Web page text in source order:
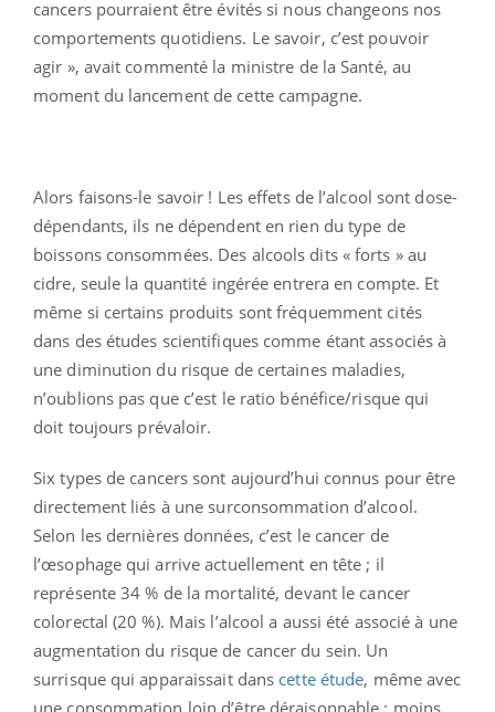
cancers pourraient être évités si nous changeons nos
comportements quotidiens. Le savoir, c’est pouvoir
agir », avait commenté la ministre de la Santé, au
moment du lancement de cette campagne.
Alors faisons-le savoir ! Les effets de l’alcool sont dose-
dépendants, ils ne dépendent en rien du type de
boissons consommées. Des alcools dits « forts » au
cidre, seule la quantité ingérée entrera en compte. Et
même si certains produits sont fréquemment cités
dans des études scientifiques comme étant associés à
une diminution du risque de certaines maladies,
n’oublions pas que c’est le ratio bénéfice/risque qui
doit toujours prévaloir.
Six types de cancers sont aujourd’hui connus pour être
directement liés à une surconsommation d’alcool.
Selon les dernières données, c’est le cancer de
l’œsophage qui arrive actuellement en tête ; il
représente 34 % de la mortalité, devant le cancer
colorectal (20 %). Mais l’alcool a aussi été associé à une
augmentation du risque de cancer du sein. Un
surrisque qui apparaissait dans cette étude, même avec
une consommation loin d’être déraisonnable : moins